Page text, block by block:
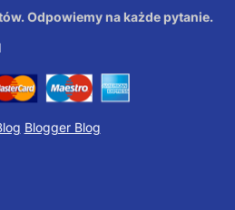
Odpowiemy na każde pytanie.
Blogger Blog